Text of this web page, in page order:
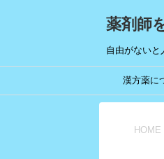
薬剤師
自由がないと
漢方薬に
HOME